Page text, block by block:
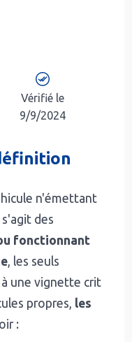
Vérifié le
9/9/2024
n'émettant
des
fonctionnant
, les seuls
une vignette crit
propres, les
: